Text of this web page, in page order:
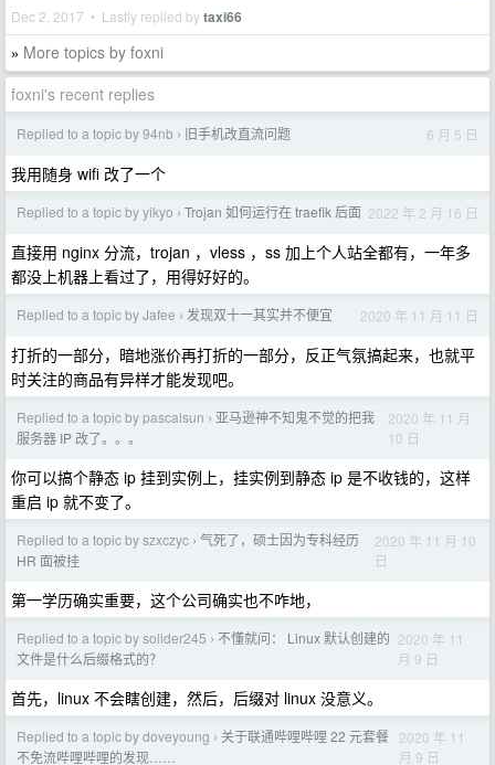
Dec 2, 2017 • Lastly replied bytaxi66
» More topics by foxni
foxni's recent replies
Replied to a topic by 94nb › 旧手机改直流问题 6 月 5 日
我用随身 wifi 改了一个
Replied to a topic by yikyo › Trojan 如何运行在 traefik 后面 2022 年 2 月 16 日
直接用 nginx 分流，trojan ，vless ，ss 加上个人站全都有，一年多
都没上机器上看过了，用得好好的。
Replied to a topic by Jafee › 发现双十一其实并不便宜 2020 年 11 月 11 日
打折的一部分，暗地涨价再打折的一部分，反正气氛搞起来，也就平
时关注的商品有异样才能发现吧。
Replied to a topic by pascalsun › 亚马逊神不知鬼不觉的把我
服务器 IP 改了。。。
2020 年 11 月
10 日
你可以搞个静态 ip 挂到实例上，挂实例到静态 ip 是不收钱的，这样
重启 ip 就不变了。
Replied to a topic by szxczyc › 气死了，硕士因为专科经历
HR 面被挂
2020 年 11 月 10
日
第一学历确实重要，这个公司确实也不咋地，
Replied to a topic by solider245 › 不懂就问： Linux 默认创建的
文件是什么后缀格式的？
2020 年 11
月 9 日
首先，linux 不会瞎创建，然后，后缀对 linux 没意义。
Replied to a topic by doveyoung › 关于联通哔哩哔哩 22 元套餐
不免流哔哩哔哩的发现……
2020 年 11
月 9 日